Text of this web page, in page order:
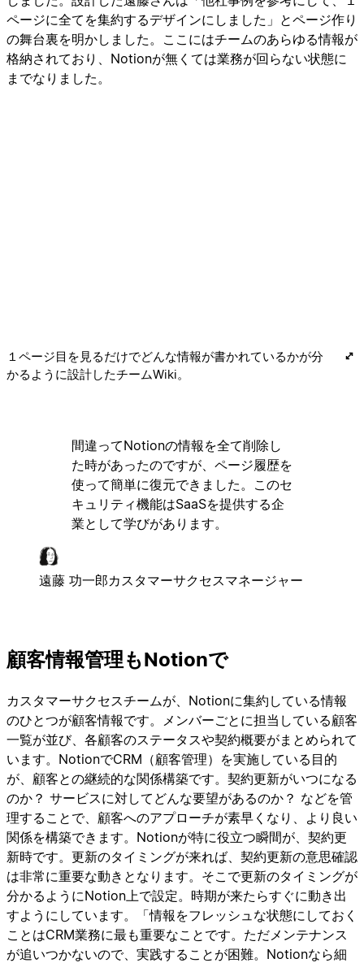
ページに全てを集約するデザインにしました」とページ作り
の舞台裏を明かしました。ここにはチームのあらゆる情報が
格納されており、Notionが無くては業務が回らない状態に
までなりました。
１ページ目を見るだけでどんな情報が書かれているかが分
かるように設計したチームWiki。
間違ってNotionの情報を全て削除し
た時があったのですが、ページ履歴を
使って簡単に復元できました。このセ
キュリティ機能はSaaSを提供する企
業として学びがあります。
遠藤 功一郎カスタマーサクセスマネージャー
顧客情報管理もNotionで
カスタマーサクセスチームが、Notionに集約している情報
のひとつが顧客情報です。メンバーごとに担当している顧客
一覧が並び、各顧客のステータスや契約概要がまとめられて
います。NotionでCRM（顧客管理）を実施している目的
が、顧客との継続的な関係構築です。契約更新がいつになる
のか？ サービスに対してどんな要望があるのか？ などを管
理することで、顧客へのアプローチが素早くなり、より良い
関係を構築できます。Notionが特に役立つ瞬間が、契約更
新時です。更新のタイミングが来れば、契約更新の意思確認
は非常に重要な動きとなります。そこで更新のタイミングが
分かるようにNotion上で設定。時期が来たらすぐに動き出
すようにしています。「情報をフレッシュな状態にしておく
ことはCRM業務に最も重要なことです。ただメンテナンス
が追いつかないので、実践することが困難。Notionなら細